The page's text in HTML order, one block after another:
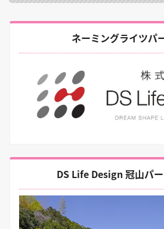
ネーミングライツパ
DS Life Design 冠山パ